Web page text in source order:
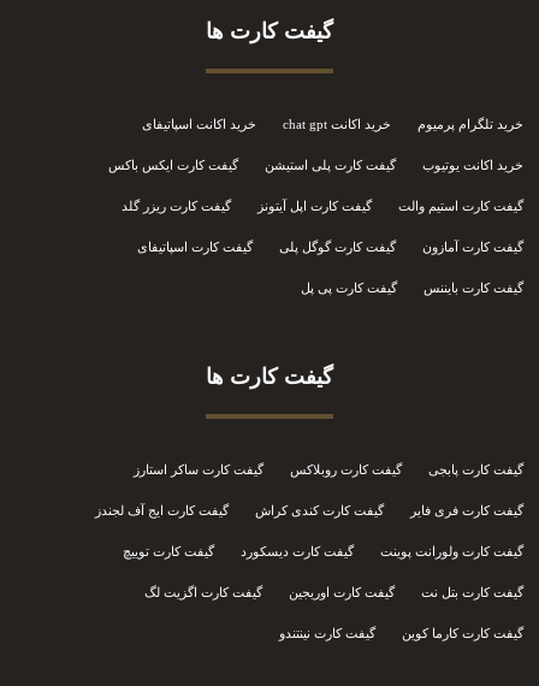
گیفت کارت ها
خرید تلگرام پرمیوم خرید اکانت chat gpt خرید اکانت اسپاتیفای
خرید اکانت یوتیوب گیفت کارت پلی استیشن گیفت کارت ایکس باکس
گیفت کارت استیم والت گیفت کارت اپل آیتونز گیفت کارت ریزر گلد
گیفت کارت آمازون گیفت کارت گوگل پلی گیفت کارت اسپاتیفای
گیفت کارت بایننس گیفت کارت پی پل
گیفت کارت ها
گیفت کارت پابجی گیفت کارت روبلاکس گیفت کارت ساکر استارز
گیفت کارت فری فایر گیفت کارت کندی کراش گیفت کارت ایج آف لجندز
گیفت کارت ولورانت پوینت گیفت کارت دیسکورد گیفت کارت توییچ
گیفت کارت بتل نت گیفت کارت اوریجین گیفت کارت اگزیت لگ
گیفت کارت کارما کوین گیفت کارت نینتندو